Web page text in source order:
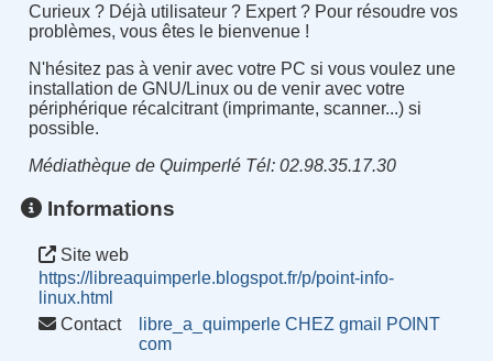
Curieux ? Déjà utilisateur ? Expert ? Pour résoudre vos
problèmes, vous êtes le bienvenue !
N'hésitez pas à venir avec votre PC si vous voulez une
installation de GNU/Linux ou de venir avec votre
périphérique récalcitrant (imprimante, scanner...) si
possible.
Médiathèque de Quimperlé Tél: 02.98.35.17.30
Informations
Site web
https://libreaquimperle.blogspot.fr/p/point-info-
linux.html
Contact
libre_a_quimperle CHEZ gmail POINT
com